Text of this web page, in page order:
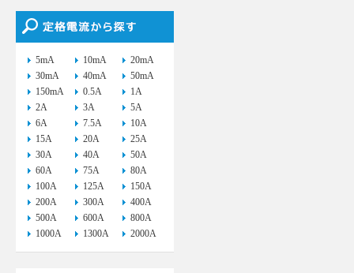
5mA 10mA
20mA
30mA
40mA
50mA
150mA
0.5A
1A
2A
3A
5A
6A
7.5A
10A
15A
20A
25A
30A
40A
50A
60A
75A
80A
100A
125A
150A
200A
300A
400A
500A
600A
800A
1000A
1300A 2000A